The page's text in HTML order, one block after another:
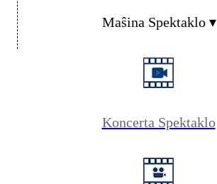
Maŝina Spektaklo ▾
Koncerta Spektaklo